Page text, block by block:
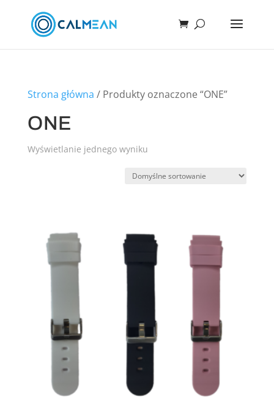
Strona główna / Produkty oznaczone “ONE”
ONE
Wyświetlanie jednego wyniku